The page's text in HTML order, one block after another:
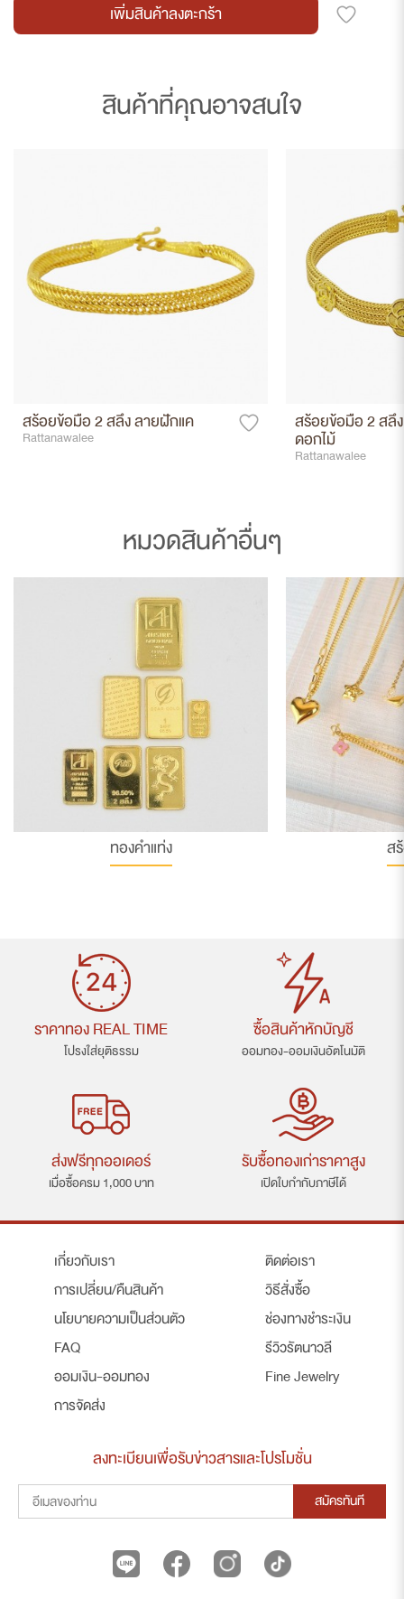
เพิ่มสินค้าลงตะกร้า
สินค้าที่คุณอาจสนใจ
สร้อยข้อมือ 2 สลึง ลายฝักแค
Rattanawalee
สร้อยข้อมือ 2 สลึ
ดอกไม้
Rattanawalee
หมวดสินค้าอื่นๆ
ทองคำแท่ง ส
ราคาทอง REAL TIME
โปรงใส่ยุติธรรม
ซื้อสินค้าหักบัญชี
ออมทอง-ออมเงินอัตโนมัติ
ส่งฟรีทุกออเดอร์
เมื่อซื้อครม 1,000 บาท
รับซื้อทองเก่าราคาสูง
เปิดใบกำกับภาษีได้
เกี่ยวกับเรา
การเปลี่ยน/คืนสินค้า
นโยบายความเป็นส่วนตัว
FAQ
ออมเงิน-ออมทอง
การจัดส่ง
ติดต่อเรา
วิธีสั่งซื้อ
ช่องทางชำระเงิน
รีวิวรัตนาวลี
Fine Jewelry
ลงทะเบียนเพื่อรับข่าวสารและโปรโมชั่น
สมัครทันที